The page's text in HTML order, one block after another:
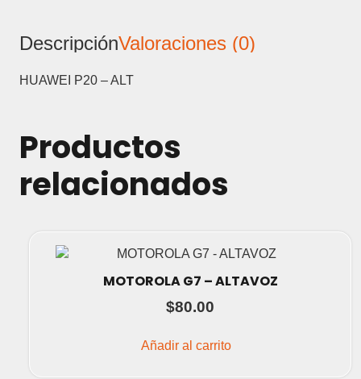
DescripciónValoraciones (0)
HUAWEI P20 – ALT
Productos
relacionados
MOTOROLA G7 – ALTAVOZ
$80.00
Añadir al carrito